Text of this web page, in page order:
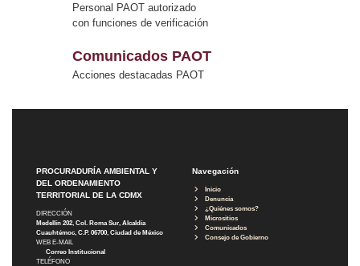
Personal PAOT autorizado
con funciones de verificación
Comunicados PAOT
Acciones destacadas PAOT
PROCURADURÍA AMBIENTAL Y
DEL ORDENAMIENTO
TERRITORIAL DE LA CDMX
DIRECCIÓN
Medellín 202, Col. Roma Sur, Alcaldía
Cuauhtémoc, C.P. 06700, Ciudad de México
WEB E-MAIL
Correo Institucional
TELÉFONO
Navegación
Inicio
Denuncia
¿Quiénes somos?
Micrositios
Comunicados
Consejo de Gobierno